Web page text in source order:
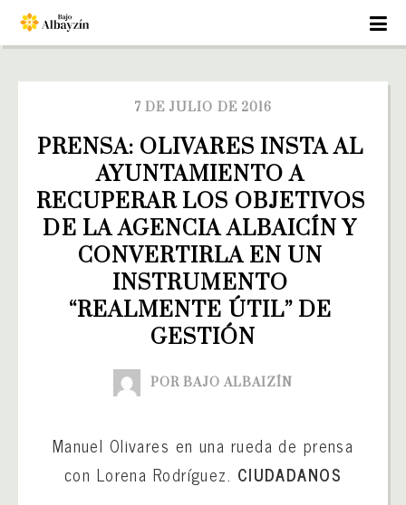
7 DE JULIO DE 2016
PRENSA: OLIVARES INSTA AL
AYUNTAMIENTO A
RECUPERAR LOS OBJETIVOS
DE LA AGENCIA ALBAICÍN Y
CONVERTIRLA EN UN
INSTRUMENTO
“REALMENTE ÚTIL” DE
GESTIÓN
POR BAJO ALBAIZÍN
Manuel Olivares en una rueda de prensa
con Lorena Rodríguez. CIUDADANOS